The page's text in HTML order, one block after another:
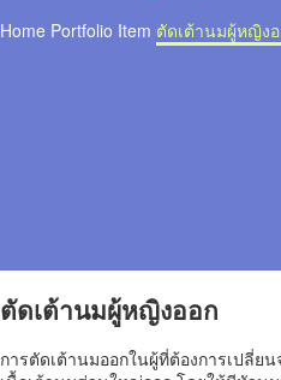
Home Portfolio Item ตัดเต้านมผู้หญิง
ตัดเต้านมผู้หญิงออก
การตัดเต้านมออกในผู้ที่ต้องการเปลี่ย